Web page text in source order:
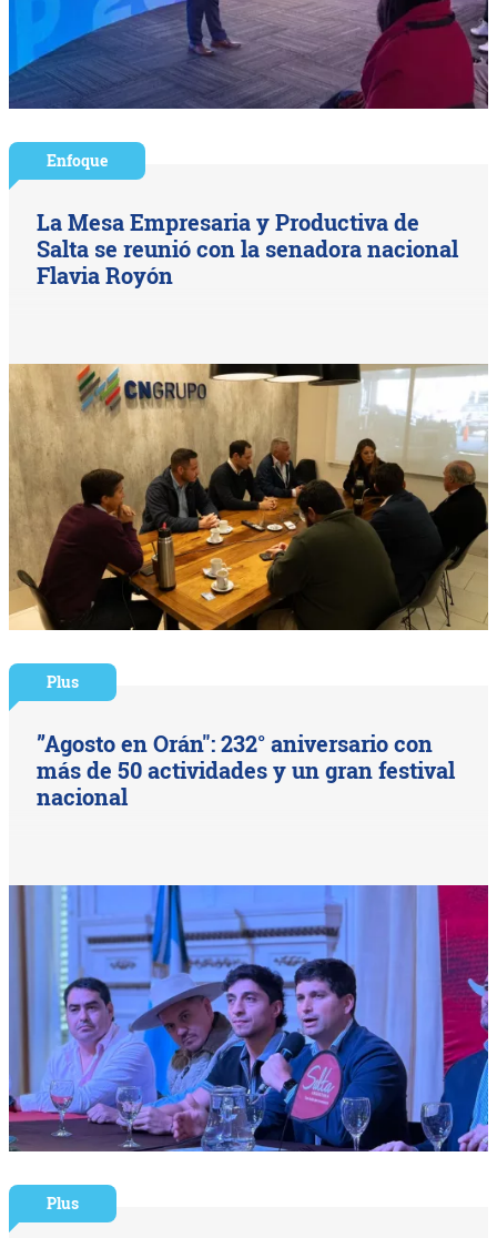
Enfoque
La Mesa Empresaria y Productiva de
Salta se reunió con la senadora nacional
Flavia Royón
Plus
”Agosto en Orán": 232° aniversario con
más de 50 actividades y un gran festival
nacional
Plus